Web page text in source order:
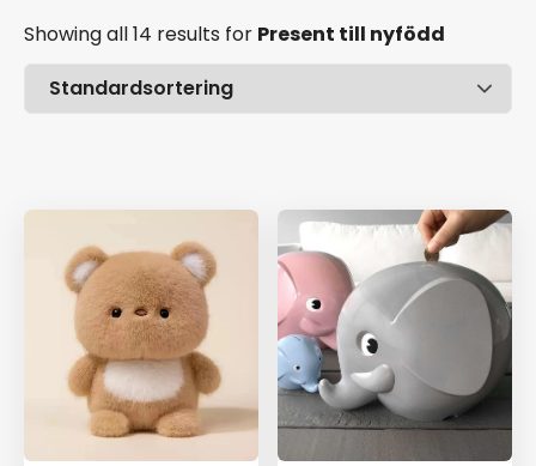
Showing all 14 results for Present till nyfödd